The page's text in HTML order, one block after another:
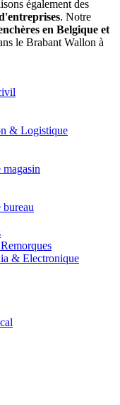
également des
. Notre
en Belgique et
le Brabant Wallon à
& Logistique
& Electronique